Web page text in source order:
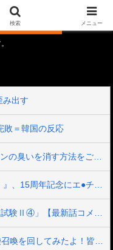
み出す
敗＝韓国の反応
検索 メニュー